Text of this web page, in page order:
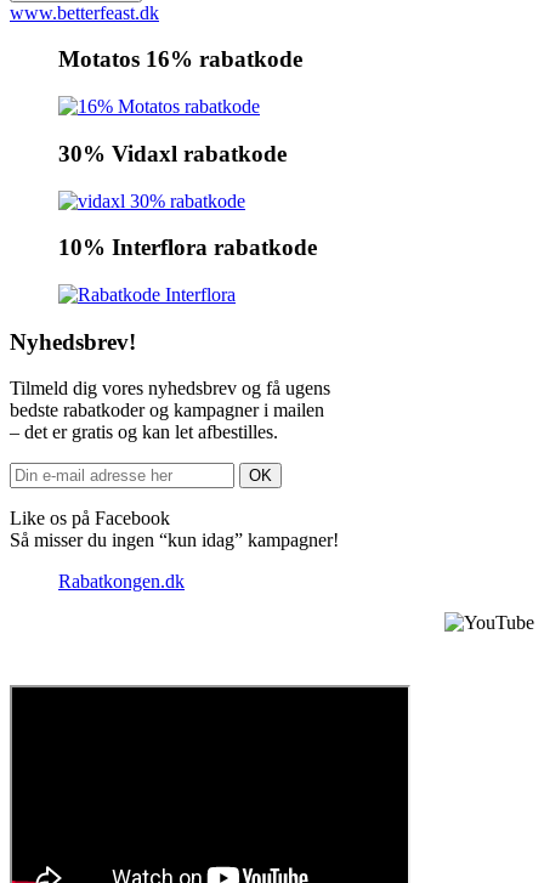
www.betterfeast.dk
Motatos 16% rabatkode
30% Vidaxl rabatkode
10% Interflora rabatkode
Nyhedsbrev!
Tilmeld dig vores nyhedsbrev og få ugens
bedste rabatkoder og kampagner i mailen
– det er gratis og kan let afbestilles.
Like os på Facebook
Så misser du ingen “kun idag” kampagner!
Rabatkongen.dk